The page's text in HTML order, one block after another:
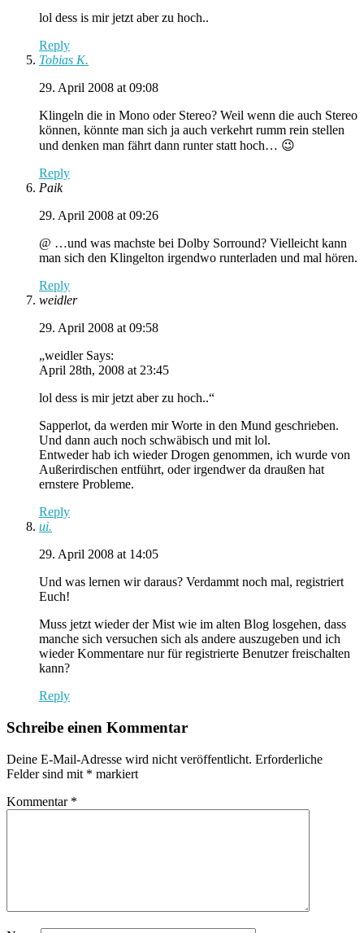
lol dess is mir jetzt aber zu hoch..
Reply
Tobias K.
29. April 2008 at 09:08
Klingeln die in Mono oder Stereo? Weil wenn die auch Stereo
können, könnte man sich ja auch verkehrt rumm rein stellen
und denken man fährt dann runter statt hoch… 😉
Reply
Paik
29. April 2008 at 09:26
@ …und was machste bei Dolby Sorround? Vielleicht kann
man sich den Klingelton irgendwo runterladen und mal hören.
Reply
weidler
29. April 2008 at 09:58
„weidler Says:
April 28th, 2008 at 23:45
lol dess is mir jetzt aber zu hoch..“
Sapperlot, da werden mir Worte in den Mund geschrieben.
Und dann auch noch schwäbisch und mit lol.
Entweder hab ich wieder Drogen genommen, ich wurde von
Außerirdischen entführt, oder irgendwer da draußen hat
ernstere Probleme.
Reply
ui.
29. April 2008 at 14:05
Und was lernen wir daraus? Verdammt noch mal, registriert
Euch!
Muss jetzt wieder der Mist wie im alten Blog losgehen, dass
manche sich versuchen sich als andere auszugeben und ich
wieder Kommentare nur für registrierte Benutzer freischalten
kann?
Reply
Schreibe einen Kommentar
Deine E-Mail-Adresse wird nicht veröffentlicht. Erforderliche
Felder sind mit * markiert
Kommentar *